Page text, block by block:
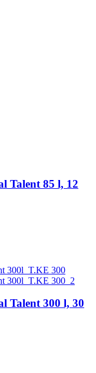
Talent 85 l, 12
Talent 300 l, 30